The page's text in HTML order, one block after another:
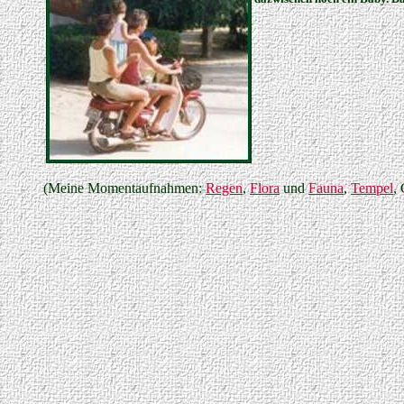
(Meine Momentaufnahmen:Regen,FloraundFauna,Tempel,